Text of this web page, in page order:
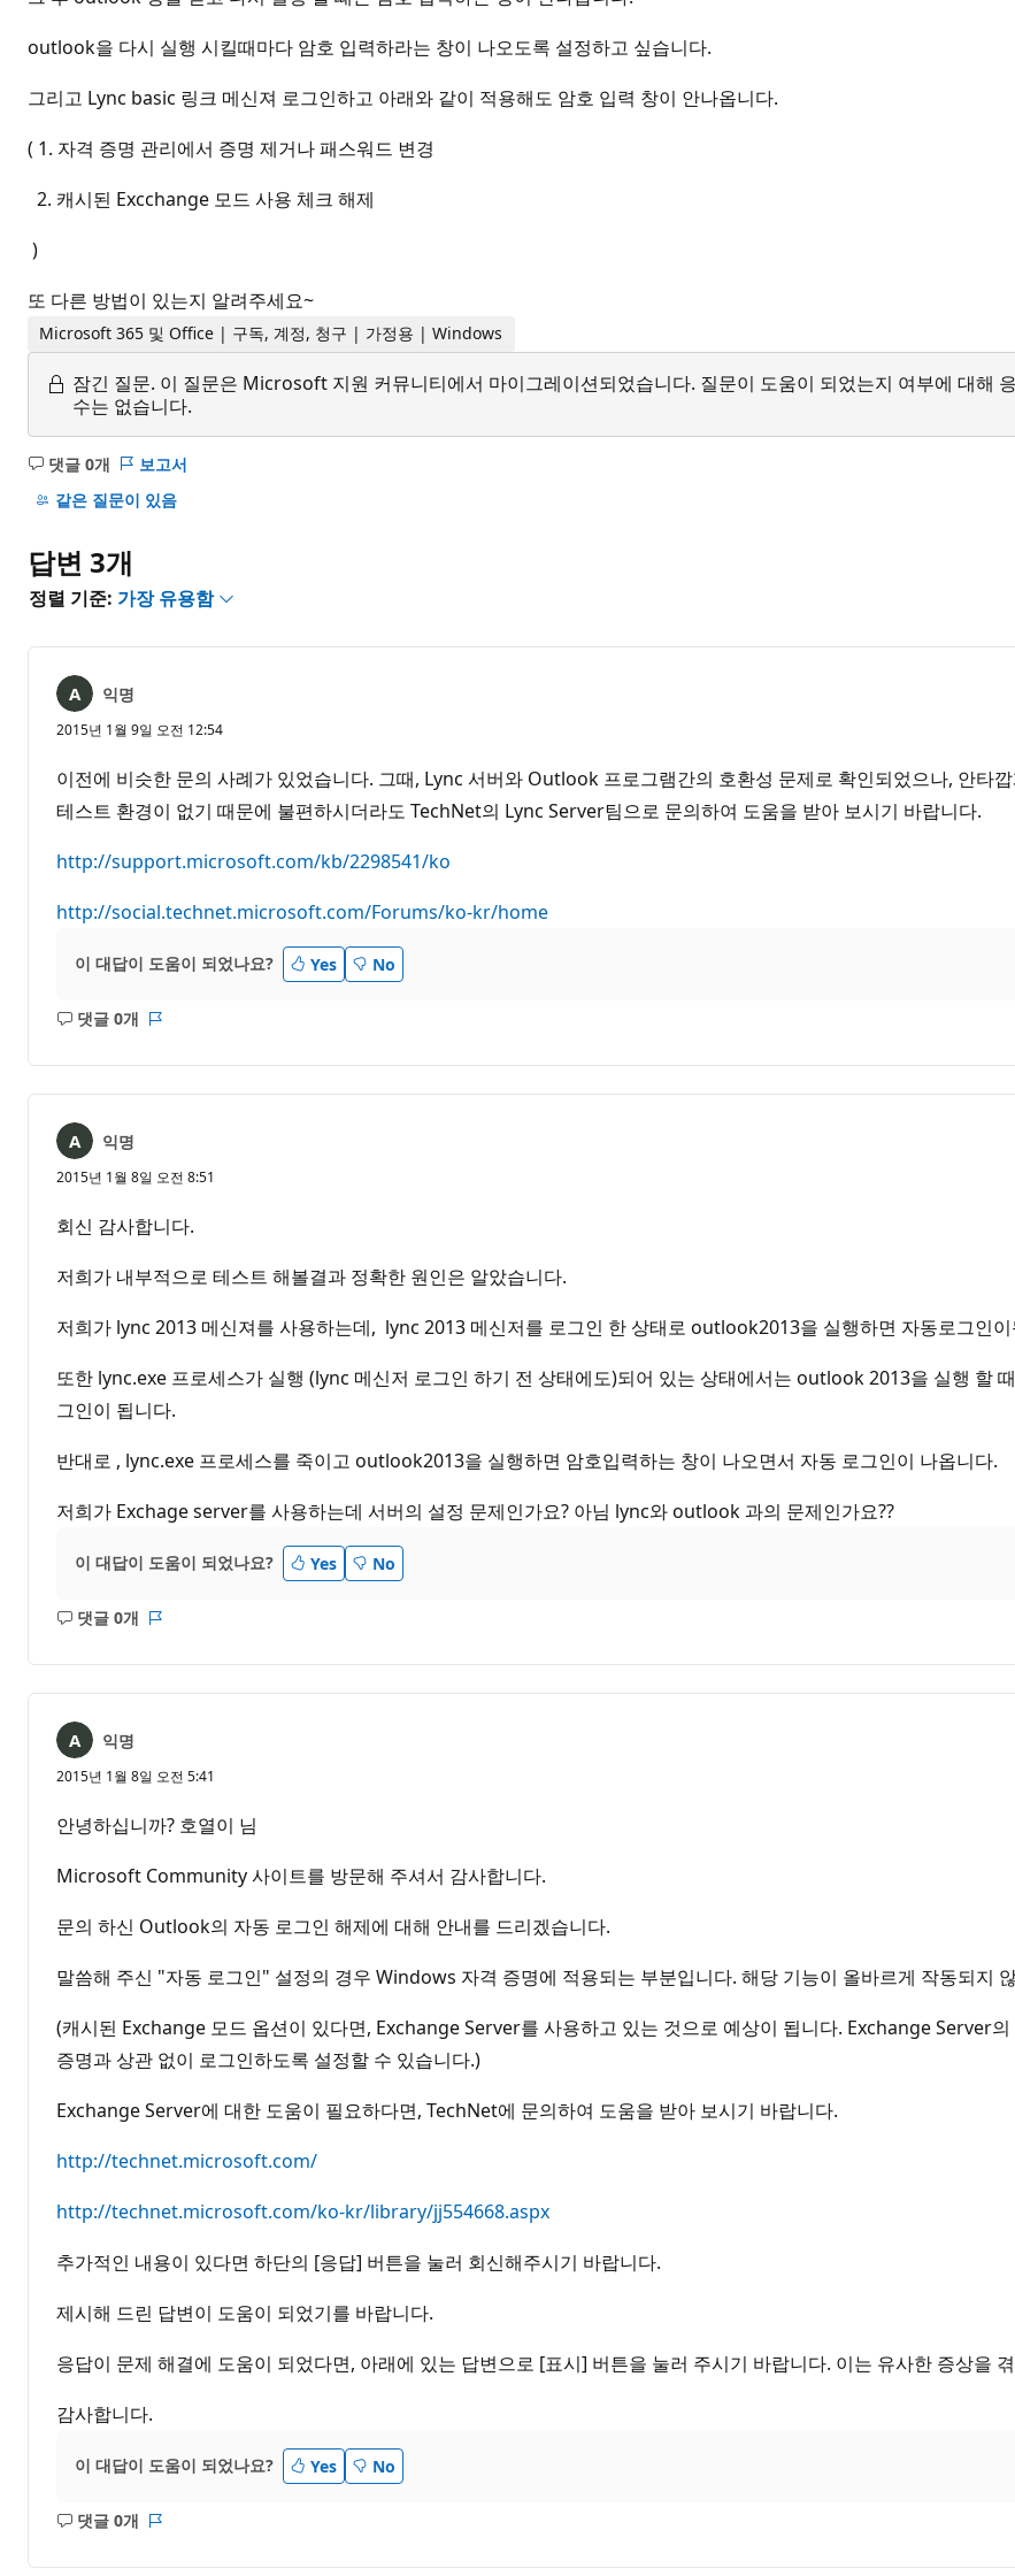
outlook을 다시 실행 시킬때마다 암호 입력하라는 창이 나오도록 설정하고 싶습니다.
그리고 Lync basic 링크 메신져 로그인하고 아래와 같이 적용해도 암호 입력 창이 안나옵니다.
( 1. 자격 증명 관리에서 증명 제거나 패스워드 변경
2. 캐시된 Excchange 모드 사용 체크 해제
)
또 다른 방법이 있는지 알려주세요~
Microsoft 365 및 Office | 구독, 계정, 청구 | 가정용 | Windows
잠긴 질문. 이 질문은 Microsoft 지원 커뮤니티에서 마이그레이션되었습니다. 질문이 도움이 되었는지 여부에 대해
수는 없습니다.
댓글 0개
설
명
음
보고서
같은 질문이 있음
답변 3개
정렬 기준: 가장 유용함
익명
2015년 1월 9일 오전 12:54
이전에 비슷한 문의 사례가 있었습니다. 그때, Lync 서버와 Outlook 프로그램간의 호환성 문제로 확인되었으나, 안타
테스트 환경이 없기 때문에 불편하시더라도 TechNet의 Lync Server팀으로 문의하여 도움을 받아 보시기 바랍니다.
http://support.microsoft.com/kb/2298541/ko
http://social.technet.microsoft.com/Forums/ko-kr/home
이 대답이 도움이 되었나요? Yes No
댓글 0개
설
음
익명
2015년 1월 8일 오전 8:51
회신 감사합니다.
저희가 내부적으로 테스트 해볼결과 정확한 원인은 알았습니다.
저희가 lync 2013 메신져를 사용하는데, lync 2013 메신저를 로그인 한 상태로 outlook2013을 실행하면 자동로그인이
또한 lync.exe 프로세스가 실행 (lync 메신저 로그인 하기 전 상태에도)되어 있는 상태에서는 outlook 2013을 실행 할
그인이 됩니다.
반대로 , lync.exe 프로세스를 죽이고 outlook2013을 실행하면 암호입력하는 창이 나오면서 자동 로그인이 나옵니다.
저희가 Exchage server를 사용하는데 서버의 설정 문제인가요? 아님 lync와 outlook 과의 문제인가요??
이 대답이 도움이 되었나요? Yes No
댓글 0개
설
음
익명
2015년 1월 8일 오전 5:41
안녕하십니까? 호열이 님
Microsoft Community 사이트를 방문해 주셔서 감사합니다.
문의 하신 Outlook의 자동 로그인 해제에 대해 안내를 드리겠습니다.
말씀해 주신 "자동 로그인" 설정의 경우 Windows 자격 증명에 적용되는 부분입니다. 해당 기능이 올바르게 작동되지
(캐시된 Exchange 모드 옵션이 있다면, Exchange Server를 사용하고 있는 것으로 예상이 됩니다. Exchange Server
증명과 상관 없이 로그인하도록 설정할 수 있습니다.)
Exchange Server에 대한 도움이 필요하다면, TechNet에 문의하여 도움을 받아 보시기 바랍니다.
http://technet.microsoft.com/
http://technet.microsoft.com/ko-kr/library/jj554668.aspx
추가적인 내용이 있다면 하단의 [응답] 버튼을 눌러 회신해주시기 바랍니다.
제시해 드린 답변이 도움이 되었기를 바랍니다.
응답이 문제 해결에 도움이 되었다면, 아래에 있는 답변으로 [표시] 버튼을 눌러 주시기 바랍니다. 이는 유사한 증상을
감사합니다.
이 대답이 도움이 되었나요? Yes No
댓글 0개
설